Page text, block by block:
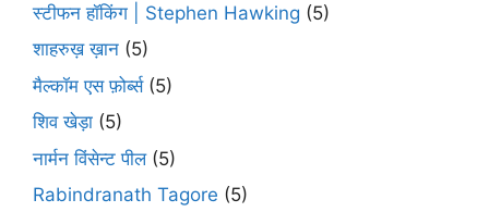
स्टीफन हॉकिंग | Stephen Hawking (5)
शाहरुख़ ख़ान (5)
मैल्कॉम एस फ़ोर्ब्स(5)
शिव खेड़ा (5)
नार्मन विंसेन्ट पील(5)
Rabindranath Tagore (5)